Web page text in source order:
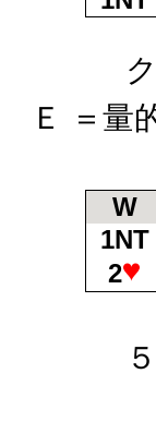
クォ
Ｅ ＝量
W
1NT
2
５Ｎ